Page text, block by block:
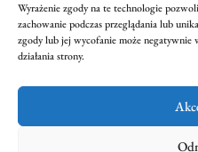
Wyrażenie zgody na te technologie
zachowanie podczas przeglądania lub
zgody lub jej wycofanie może
działania strony.
szkolenia prosimy o
Email:
nr konta:
Jerzy Korzewski